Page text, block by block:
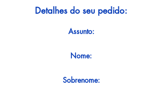
Detalhes do seu pedido:
Assunto:
Nome:
Sobrenome: